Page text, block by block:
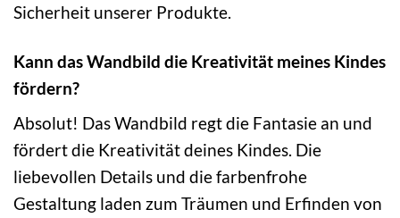
Sicherheit unserer Produkte.
Kann das Wandbild die Kreativität meines Kindes
fördern?
Absolut! Das Wandbild regt die Fantasie an und
fördert die Kreativität deines Kindes. Die
liebevollen Details und die farbenfrohe
Gestaltung laden zum Träumen und Erfinden von